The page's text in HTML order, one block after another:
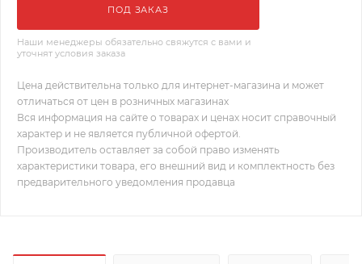
ПОД ЗАКАЗ
Наши менеджеры обязательно свяжутся с вами и
уточнят условия заказа
Цена действительна только для интернет-магазина и может
отличаться от цен в розничных магазинах
Вся информация на сайте о товарах и ценах носит справочный
характер и не является публичной офертой.
Производитель оставляет за собой право изменять
характеристики товара, его внешний вид и комплектность без
предварительного уведомления продавца